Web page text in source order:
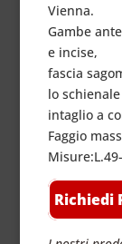
Vienna.
Gambe
e incise,
fascia
lo
intaglio a
Faggio
Richiedi